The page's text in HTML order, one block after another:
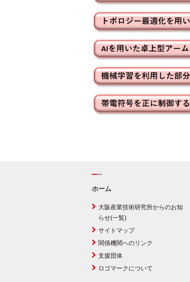
ホーム
大阪産業技術研究所からのお知
らせ(一覧)
サイトマップ
関係機関へのリンク
支援団体
ロゴマークについて